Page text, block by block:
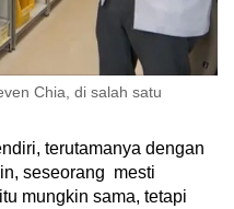
Chia, di salah satu
terutamanya dengan
seseorang mesti
mungkin sama, tetapi